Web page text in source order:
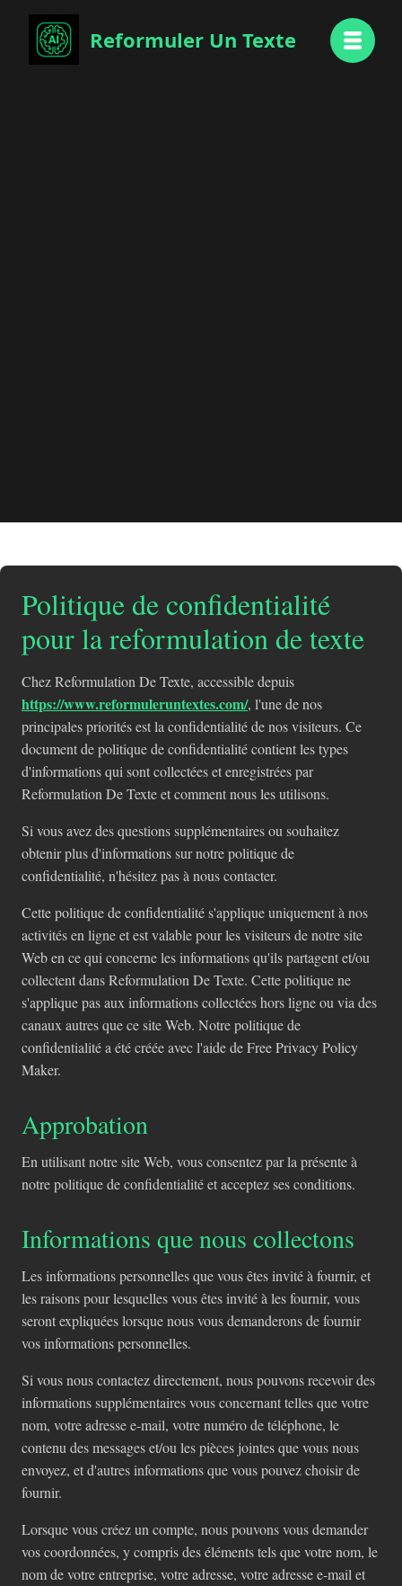
Reformuler Un Texte
Politique de confidentialité
pour la reformulation de texte
Chez Reformulation De Texte, accessible depuis
https://www.reformuleruntextes.com/, l'une de nos
principales priorités est la confidentialité de nos visiteurs. Ce
document de politique de confidentialité contient les types
d'informations qui sont collectées et enregistrées par
Reformulation De Texte et comment nous les utilisons.
Si vous avez des questions supplémentaires ou souhaitez
obtenir plus d'informations sur notre politique de
confidentialité, n'hésitez pas à nous contacter.
Cette politique de confidentialité s'applique uniquement à nos
activités en ligne et est valable pour les visiteurs de notre site
Web en ce qui concerne les informations qu'ils partagent et/ou
collectent dans Reformulation De Texte. Cette politique ne
s'applique pas aux informations collectées hors ligne ou via des
canaux autres que ce site Web. Notre politique de
confidentialité a été créée avec l'aide de Free Privacy Policy
Maker.
Approbation
En utilisant notre site Web, vous consentez par la présente à
notre politique de confidentialité et acceptez ses conditions.
Informations que nous collectons
Les informations personnelles que vous êtes invité à fournir, et
les raisons pour lesquelles vous êtes invité à les fournir, vous
seront expliquées lorsque nous vous demanderons de fournir
vos informations personnelles.
Si vous nous contactez directement, nous pouvons recevoir des
informations supplémentaires vous concernant telles que votre
nom, votre adresse e-mail, votre numéro de téléphone, le
contenu des messages et/ou les pièces jointes que vous nous
envoyez, et d'autres informations que vous pouvez choisir de
fournir.
Lorsque vous créez un compte, nous pouvons vous demander
vos coordonnées, y compris des éléments tels que votre nom, le
nom de votre entreprise, votre adresse, votre adresse e-mail et